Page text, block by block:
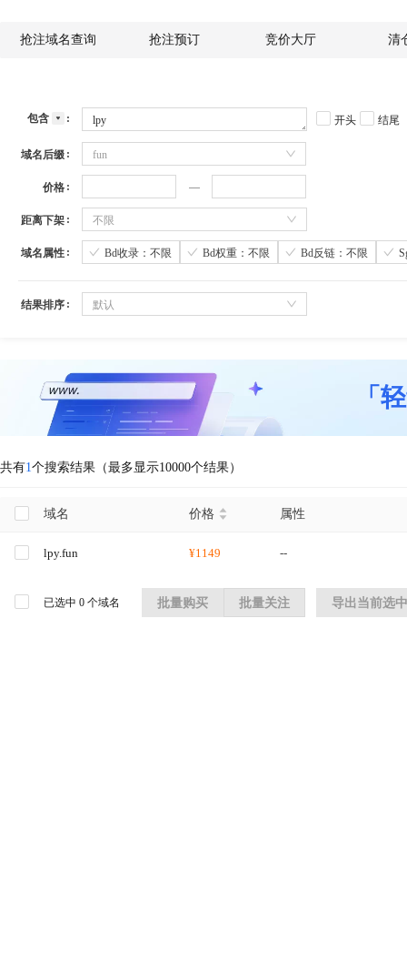
抢注域名查询 抢注预订 竞价大厅 清
包含 开头 结尾
域名后缀 fun
价格
距离下架 不限
域名属性 Bd收录：不限 Bd权重：不限 Bd反链：不限
结果排序 默认
「
共有1个搜索结果（最多显示10000个结果）
域名 价格 属性
lpy.fun ¥1149 --
已选中 0 个域名 批量购买 批量关注 导出当前选中